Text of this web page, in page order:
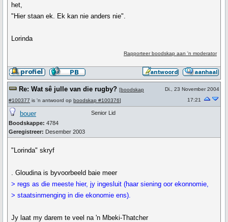
het,
"Hier staan ek. Ek kan nie anders nie".
Lorinda
Rapporteer boodskap aan 'n moderator
Re: Wat sê julle van die rugby? [boodskap
#100377 is 'n antwoord op boodskap #100376]
Di., 23 November 2004
17:21
bouer
Boodskappe: 4784
Geregistreer: Desember 2003
Senior Lid
"Lorinda" skryf
. Gloudina is byvoorbeeld baie meer
> regs as die meeste hier, jy ingesluit (haar siening oor ekonnomie,
> staatsinmenging in die ekonomie ens).
Jy laat my darem te veel na 'n Mbeki-Thatcher